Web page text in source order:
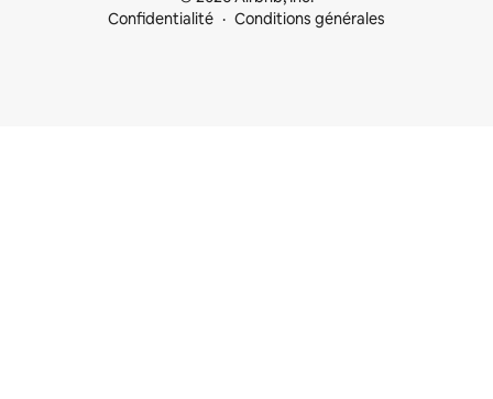
Confidentialité
Conditions générales